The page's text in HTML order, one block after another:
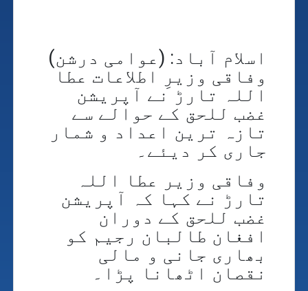
اسلام آباد: (عوامی درشن)
وفاقی وزیرِ اطلاعات عطا
اللہ تارڑ نے آپریشن
غضب للحق کے حوالے سے
تازہ ترین اعداد و شمار
جاری کر دیئے۔
وفاقی وزیر عطا اللہ
تارڑ نے کہا کہ آپریشن
غضب للحق کے دوران
افغان طالبان رجیم کو
بھاری جانی و مالی
نقصان اٹھانا پڑا۔